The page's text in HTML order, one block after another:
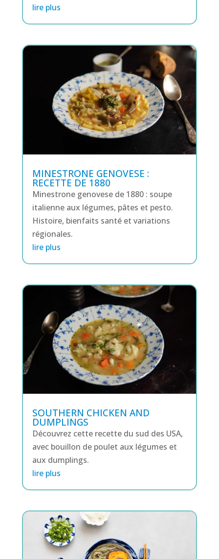
lire plus
MINESTRONE GENOVESE :
RECETTE DE 1880
Minestrone genovese de 1880 : soupe
italienne aux légumes, pâtes et pesto.
Histoire, bienfaits santé et variations
régionales.
lire plus
SOUTHERN CHICKEN AND
DUMPLINGS
Découvrez cette recette du sud des USA,
avec bouillon de poulet aux légumes et
aux dumplings.
lire plus